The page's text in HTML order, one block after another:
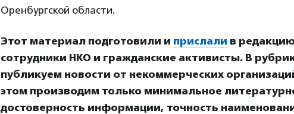
Оренбургской области.
Этот материал подготовили и прислали в
сотрудники НКО и гражданские активисты. В
публикуем новости от некоммерческих
этом производим только минимальное
достоверность информации, точность